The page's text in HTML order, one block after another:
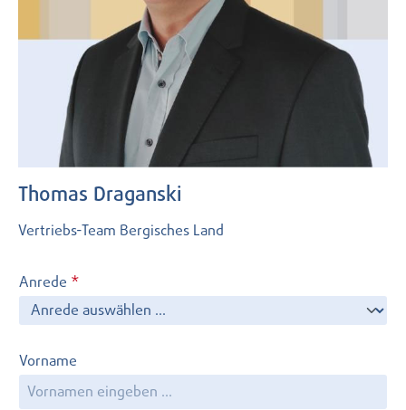
Thomas Draganski
Vertriebs-Team Bergisches Land
Anrede *
Vorname